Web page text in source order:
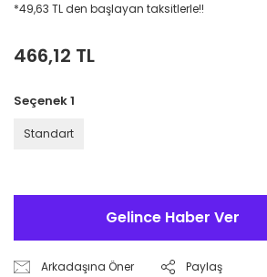
*49,63 TL den başlayan taksitlerle!!
466,12 TL
Seçenek 1
Standart
Gelince Haber Ver
Arkadaşına Öner Paylaş